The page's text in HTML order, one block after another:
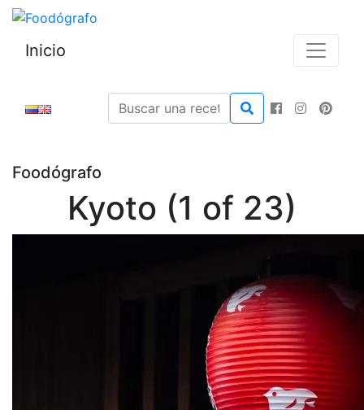
Inicio
Foodógrafo
Kyoto (1 of 23)